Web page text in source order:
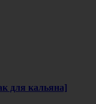
для кальяна]